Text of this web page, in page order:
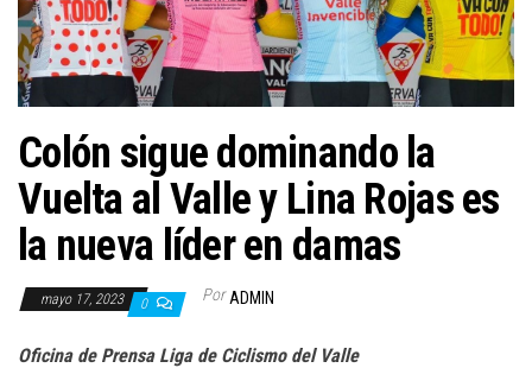
c
ó
Colón sigue dominando la
Vuelta al Valle y Lina Rojas es
la nueva líder en damas
mayo 17, 2023 0 Por ADMIN
Oficina de Prensa Liga de Ciclismo del Valle